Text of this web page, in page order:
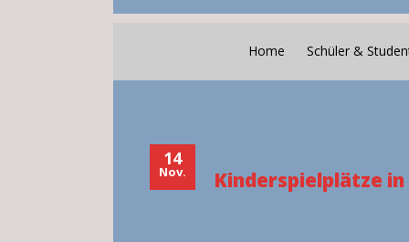
Home Schüler &
14
Nov. Kinderspielplätze